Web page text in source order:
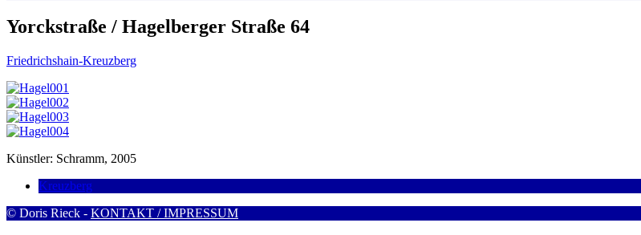
Yorckstraße / Hagelberger Straße 64
Friedrichshain-Kreuzberg
Künstler: Schramm, 2005
Kreuzberg
© Doris Rieck - KONTAKT / IMPRESSUM